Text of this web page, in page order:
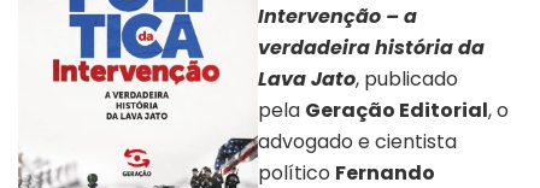
Intervenção – a
verdadeira história da
Lava Jato, publicado
pela Geração Editorial, o
advogado e cientista
político Fernando